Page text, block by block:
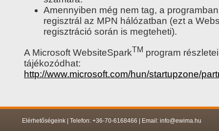
Amennyiben még nem tag, a
regisztrál az MPN hálózatban (ezt a
regisztráció során is megteheti).
A Microsoft WebsiteSparkTM program
tájékozódhat:
http://www.microsoft.com/hun/startupzone/
Elérhetőségeink | Telefon: +36-70-6168466 | Email: info@ewima.hu